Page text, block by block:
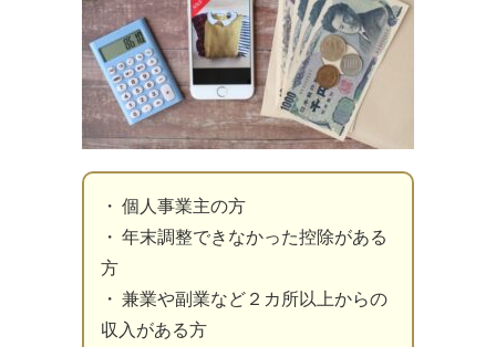
・ 個人事業主の方
・ 年末調整できなかった控除がある
方
・ 兼業や副業など２カ所以上からの
収入がある方